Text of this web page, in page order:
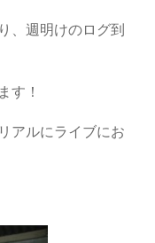
、週明けのログ到
す！
アルにライブにお